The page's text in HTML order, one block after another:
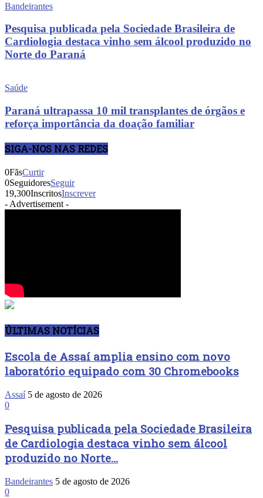
Bandeirantes
Pesquisa publicada pela Sociedade Brasileira de
Cardiologia destaca vinho sem álcool produzido no
Norte do Paraná
Saúde
Paraná ultrapassa 10 mil transplantes de órgãos e
reforça importância da doação familiar
SIGA-NOS NAS REDES
0FãsCurtir
0SeguidoresSeguir
19,300InscritosInscrever
- Advertisement -
ÚLTIMAS NOTÍCIAS
Escola de Assaí amplia ensino com novo
laboratório equipado com 30 Chromebooks
Assaí 5 de agosto de 2026
0
Pesquisa publicada pela Sociedade Brasileira
de Cardiologia destaca vinho sem álcool
produzido no Norte...
Bandeirantes 5 de agosto de 2026
0